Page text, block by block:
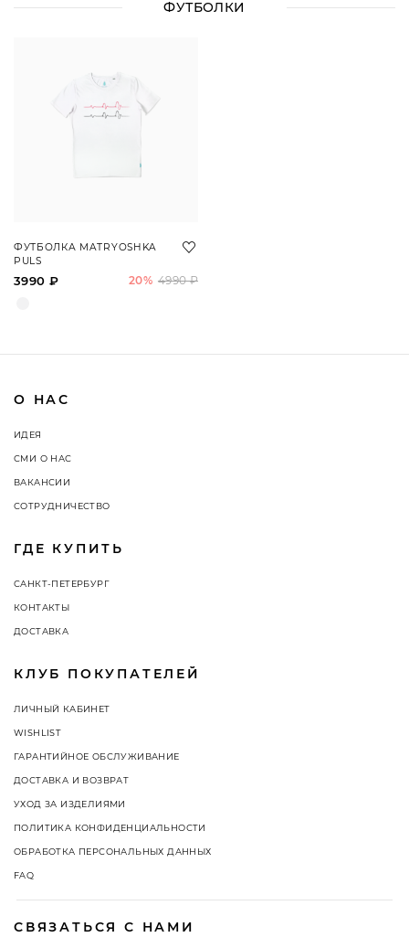
ФУТБОЛКИ
ФУТБОЛКА MATRYOSHKA
PULS
3990 ₽ 4990 ₽
20%
О НАС
ИДЕЯ
СМИ О НАС
ВАКАНСИИ
СОТРУДНИЧЕСТВО
ГДЕ КУПИТЬ
САНКТ-ПЕТЕРБУРГ
КОНТАКТЫ
ДОСТАВКА
КЛУБ ПОКУПАТЕЛЕЙ
ЛИЧНЫЙ КАБИНЕТ
WISHLIST
ГАРАНТИЙНОЕ ОБСЛУЖИВАНИЕ
ДОСТАВКА И ВОЗВРАТ
УХОД ЗА ИЗДЕЛИЯМИ
ПОЛИТИКА КОНФИДЕНЦИАЛЬНОСТИ
ОБРАБОТКА ПЕРСОНАЛЬНЫХ ДАННЫХ
FAQ
СВЯЗАТЬСЯ С НАМИ